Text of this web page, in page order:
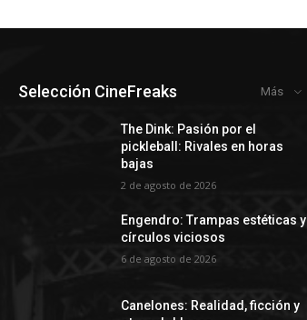
Selección CineFreaks Más
The Dink: Pasión por el
pickleball: Rivales en horas
bajas
2 de agosto de 2026
Engendro: Trampas estéticas y
círculos viciosos
6 de agosto de 2026
Canelones: Realidad, ficción y